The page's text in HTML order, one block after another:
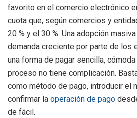
favorito en el comercio electrónico
cuota que, según comercios y
20 % y el 30 %. Una adopción
demanda creciente por parte de los
una forma de pagar sencilla,
proceso no tiene complicación.
como método de pago, introducir el
confirmar la operación de pago
de fácil.